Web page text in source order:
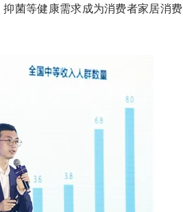
菌等健康需求成为消费者家居消费